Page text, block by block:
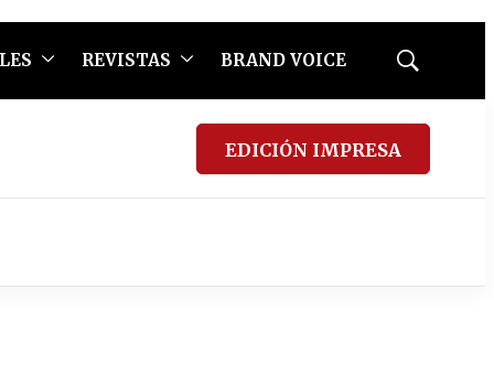
REVISTAS BRAND VOICE
Mostrar
EDICIÓN IMPRESA